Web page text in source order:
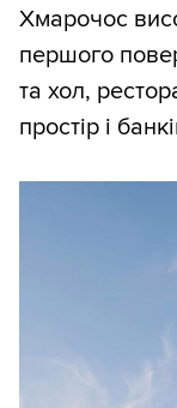
Хмарочос
першого
та хол,
простір і